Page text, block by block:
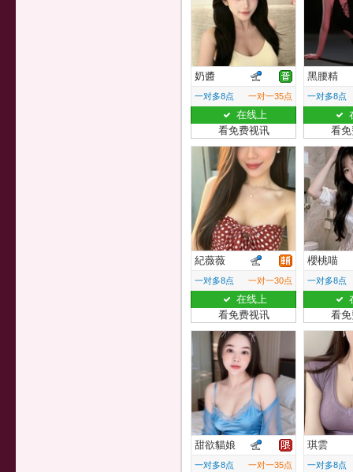
奶醬
一对多8点 一对一35点
在线上
看免费视讯
黑腰精
一对多8点
看
紀薇薇
一对多8点 一对一30点
在线上
看免费视讯
櫻桃喵
一对多8点
看
甜欲貓娘
一对多8点 一对一35点
琪雲
一对多8点